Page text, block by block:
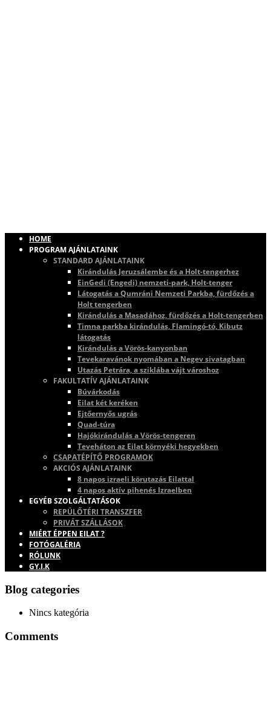
HOME
PROGRAM AJÁNLATAINK
STANDARD AJÁNLATAINK
Kirándulás Jeruzsálembe és a Holt-tengerhez
EinGedi (Engedi) nemzeti-park, Holt-tenger
Látogatás a Qumráni Nemzeti Parkba, fürdőzés a
Holt tengerben
Kirándulás a Masadához, fürdőzés a Holt-tengerben
Timna parkba kirándulás, Flamingó-tó, Kibutz
látogatás
Kirándulás a Vörös-kanyonban
Tevekaravánok nyomában a Negev sivatagban
Utazás Petrára, a sziklába vájt városhoz
FAKULTATÍV AJÁNLATAINK
Búvárkodás
Eilat két keréken
Ejtőernyős ugrás
Quad-túra
Hajókirándulás a Vörös-tengeren
Teveháton az Eilat környéki hegyekben
CSAPATÉPÍTŐ PROGRAMOK
AKCIÓS AJÁNLATAINK
8 napos izraeli körutazás Eilattal
4 napos aktív pihenés Izraelben
EGYÉB SZOLGÁLTATÁSOK
REPÜLŐTÉRI TRANSZFER
PRIVÁT SZÁLLÁSOK
MIÉRT ÉPPEN EILAT ?
FOTÓGALÉRIA
RÓLUNK
GY.I.K
Blog categories
Nincs kategória
Comments